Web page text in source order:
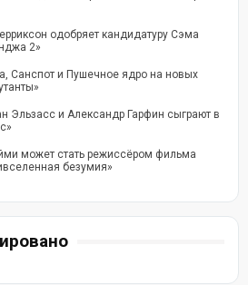
одобряет кандидатуру Сэма
2»
Санспот и Пушечное ядро на новых
Эльзасс и Александр Гарфин сыграют в
может стать режиссёром фильма
безумия»